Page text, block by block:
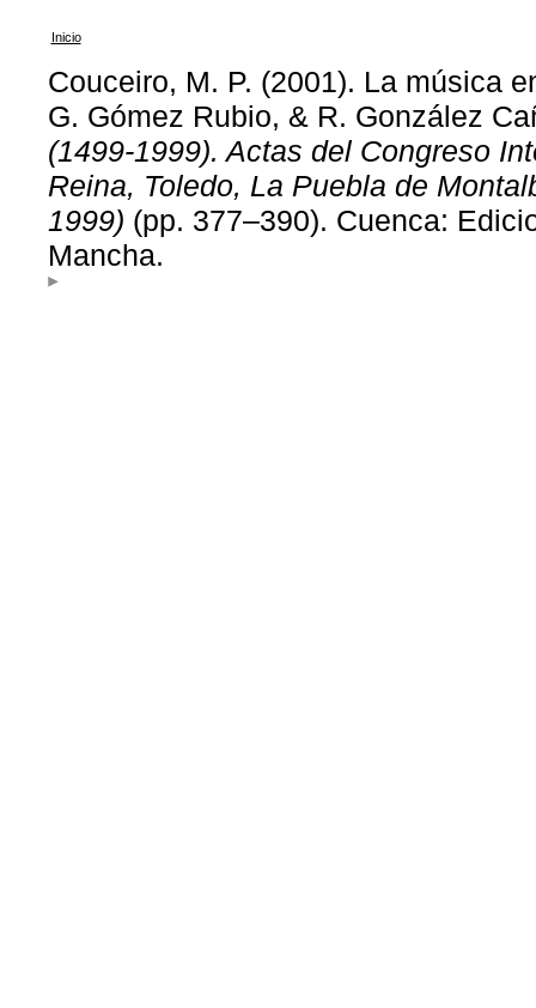
Inicio
Couceiro, M. P. (2001). La música
G. Gómez Rubio, & R. González
(1499-1999). Actas del Congreso
Reina, Toledo, La Puebla de
1999) (pp. 377–390). Cuenca:
Mancha.